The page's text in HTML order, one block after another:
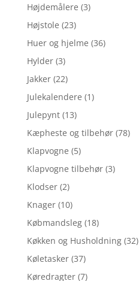
Højdemålere (3)
Højstole (23)
Huer og hjelme (36)
Hylder (3)
Jakker (22)
Julekalendere (1)
Julepynt (13)
Kæpheste og tilbehør (78)
Klapvogne (5)
Klapvogne tilbehør (3)
Klodser (2)
Knager (10)
Købmandsleg (18)
Køkken og Husholdning (32)
Køletasker (37)
Køredragter (7)